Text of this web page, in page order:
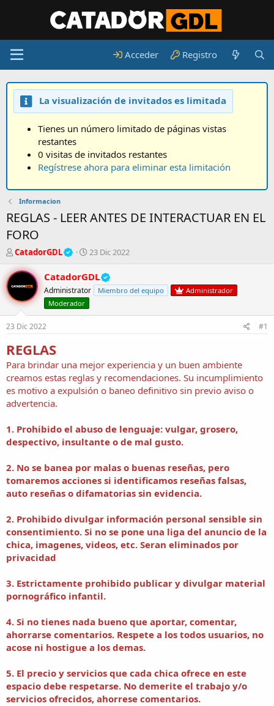
Acceder Registro
La visualización de invitados es limitada
Tienes un número limitado de páginas vistas
restantes
0 visitas de invitados restantes
Regístrese ahora para eliminar esta limitación
Informacion
REGLAS - LEER ANTES DE INTERACTUAR EN EL
FORO
A
t
o
d
e
m
CatadorGDL
F
c
a
d
e
c
o
23 Dic 2022
CatadorGDL
Administrator Miembro del equipo
Administrador
Moderador
23 Dic 2022 #1
REGLAS
Para brindar una mejor experiencia y un buen ambiente
creamos estas reglas y recomendaciones. Su incumplimiento
es motivo a expulsión o baneo definitivo sin previo aviso o
advertencia.
1. Prohibido el abuso de lenguaje: vulgar, grosero,
despectivo, insultante o de mal gusto.
2. No se banea por malas o buenas reseñas, pero
tomaremos acciones si identificamos reseñas falsas,
auto reseñas o difamatorias sin evidencia.
2. Prohibido divulgar información personal sensible sin
consentimiento. Si no se pone una liga del anuncio de la
chica, imagenes, videos, etc. Seran eliminados por
privacidad
3. Estrictamente prohibido publicar y divulgar material
pornográfico infantil.
4. Si no tienes nada bueno que aportar, comentar,
ahorrarse comentarios. Respete a los todos usuarios, no
acose ni hostigue a los demas.
5. El precio y servicios que cada chica ofrece en este
espacio debe respetarse. No demerite el trabajo y/o
servicios ofrecidos, ahorrese comentarios.